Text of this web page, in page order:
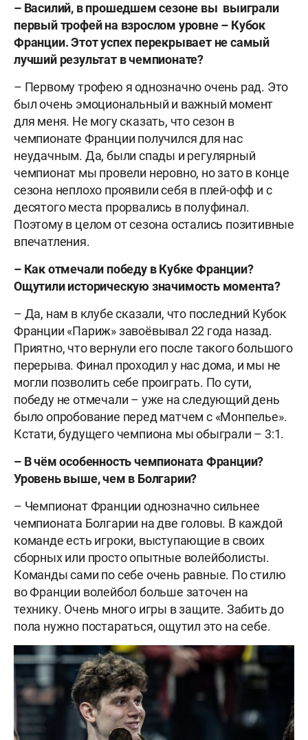
– Василий, в прошедшем сезоне вы выиграли
первый трофей на взрослом уровне – Кубок
Франции. Этот успех перекрывает не самый
лучший результат в чемпионате?
– Первому трофею я однозначно очень рад. Это
был очень эмоциональный и важный момент
для меня. Не могу сказать, что сезон в
чемпионате Франции получился для нас
неудачным. Да, были спады и регулярный
чемпионат мы провели неровно, но зато в конце
сезона неплохо проявили себя в плей-офф и с
десятого места прорвались в полуфинал.
Поэтому в целом от сезона остались позитивные
впечатления.
– Как отмечали победу в Кубке Франции?
Ощутили историческую значимость момента?
– Да, нам в клубе сказали, что последний Кубок
Франции «Париж» завоёвывал 22 года назад.
Приятно, что вернули его после такого большого
перерыва. Финал проходил у нас дома, и мы не
могли позволить себе проиграть. По сути,
победу не отмечали – уже на следующий день
было опробование перед матчем с «Монпелье».
Кстати, будущего чемпиона мы обыграли – 3:1.
– В чём особенность чемпионата Франции?
Уровень выше, чем в Болгарии?
– Чемпионат Франции однозначно сильнее
чемпионата Болгарии на две головы. В каждой
команде есть игроки, выступающие в своих
сборных или просто опытные волейболисты.
Команды сами по себе очень равные. По стилю
во Франции волейбол больше заточен на
технику. Очень много игры в защите. Забить до
пола нужно постараться, ощутил это на себе.